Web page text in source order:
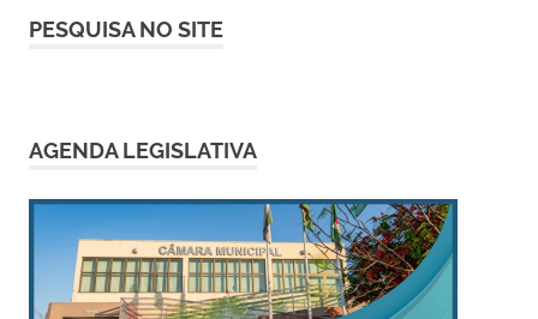
PESQUISA NO SITE
AGENDA LEGISLATIVA